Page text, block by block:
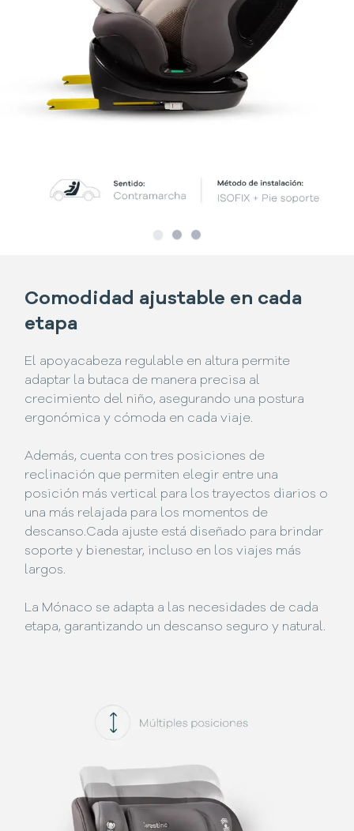
Slide 1
SlideSlide
Comodidad ajustable en cada
etapa
El apoyacabeza regulable en altura permite
adaptar la butaca de manera precisa al
crecimiento del niño, asegurando una postura
ergonómica y cómoda en cada viaje.
Además, cuenta con tres posiciones de
reclinación que permiten elegir entre una
posición más vertical para los trayectos diarios o
una más relajada para los momentos de
descanso.Cada ajuste está diseñado para brindar
soporte y bienestar, incluso en los viajes más
largos.
La Mónaco se adapta a las necesidades de cada
etapa, garantizando un descanso seguro y natural.